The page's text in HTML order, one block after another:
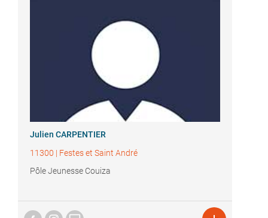
Julien CARPENTIER
11300 | Festes et Saint André
Pôle Jeunesse Couiza